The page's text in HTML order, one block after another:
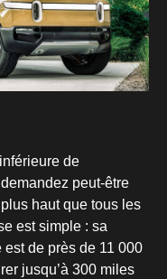
de
peut-être
haut que tous les
est simple : sa
de près de 11 000
jusqu’à 300 miles